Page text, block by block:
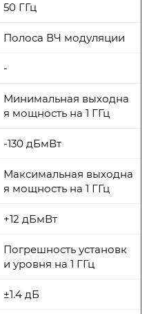
50 ГГц
Полоса ВЧ модуляции
-
Минимальная выходна
я мощность на 1 ГГц
-130 дБмВт
Максимальная выходна
я мощность на 1 ГГц
+12 дБмВт
Погрешность установк
и уровня на 1 ГГц
±1.4 дБ